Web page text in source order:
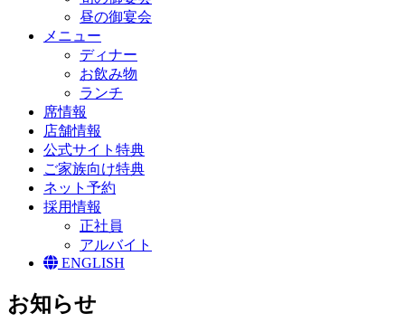
昼の御宴会
メニュー
ディナー
お飲み物
ランチ
席情報
店舗情報
公式サイト特典
ご家族向け特典
ネット予約
採用情報
正社員
アルバイト
ENGLISH
お知らせ